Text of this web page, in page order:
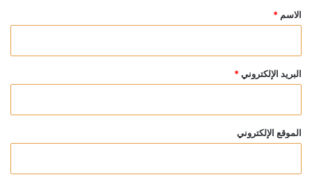
*
الاسم *
البريد الإلكتروني *
الموقع الإلكتروني